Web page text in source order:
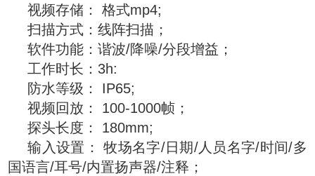
视频存储： 格式mp4;
扫描方式：线阵扫描；
软件功能：谐波/降噪/分段增益；
工作时长：3h:
防水等级： IP65;
视频回放： 100-1000帧；
探头长度： 180mm;
输入设置： 牧场名字/日期/人员名字/时间/多
国语言/耳号/内置扬声器/注释；